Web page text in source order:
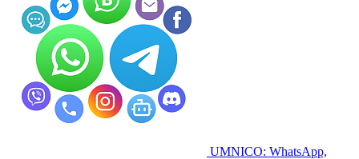
UMNICO: WhatsApp,